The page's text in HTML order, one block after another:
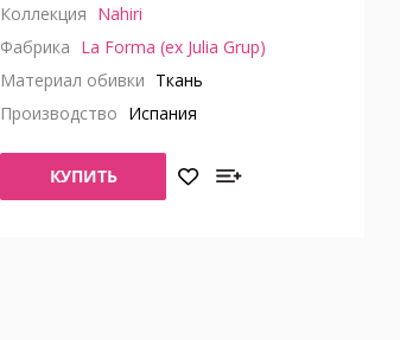
Коллекция Nahiri
Фабрика La Forma (ex Julia Grup)
Материал обивки Ткань
Производство Испания
КУПИТЬ